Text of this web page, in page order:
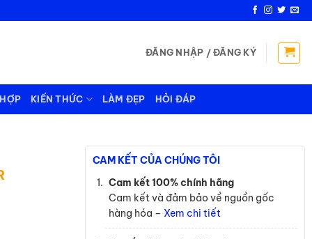
ĐĂNG NHẬP / ĐĂNG KÝ
KIẾN THỨC LÀM ĐẸP HỎI ĐÁP
CAM KẾT CỦA CHÚNG TÔI
Cam kết 100% chính hãng
Cam kết và đảm bảo về nguồn gốc
hàng hóa – Xem chi tiết